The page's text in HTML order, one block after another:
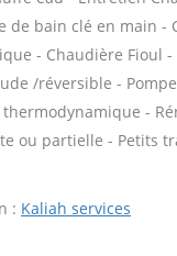
de bain clé en main -
- Chaudière Fioul -
/réversible -
-
ou partielle - Petits
: Kaliah services